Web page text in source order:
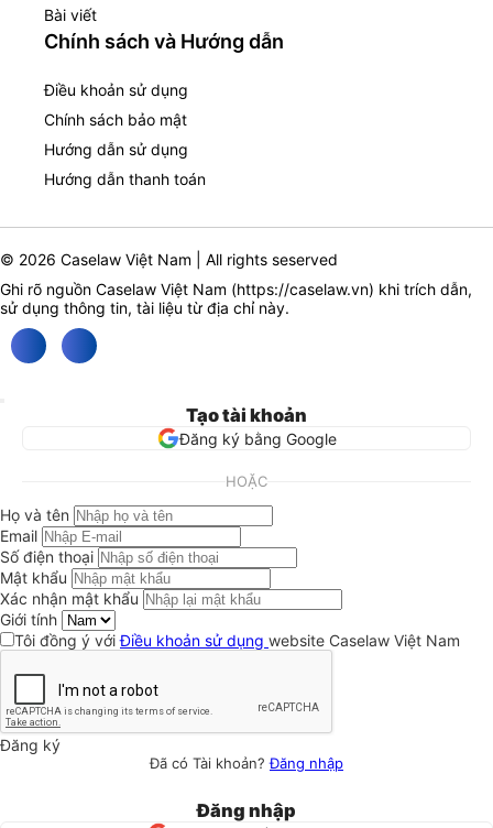
Bài viết
Chính sách và Hướng dẫn
Điều khoản sử dụng
Chính sách bảo mật
Hướng dẫn sử dụng
Hướng dẫn thanh toán
© 2026 Caselaw Việt Nam | All rights seserved
Ghi rõ nguồn Caselaw Việt Nam (https://caselaw.vn) khi trích dẫn,
sử dụng thông tin, tài liệu từ địa chỉ này.
Tạo tài khoản
Đăng ký bằng Google
HOẶC
Họ và tên
Email
Số điện thoại
Mật khẩu
Xác nhận mật khẩu
Giới tính
Tôi đồng ý vớiĐiều khoản sử dụng website Caselaw Việt Nam
Đăng ký
Đã có Tài khoản?Đăng nhập
Đăng nhập